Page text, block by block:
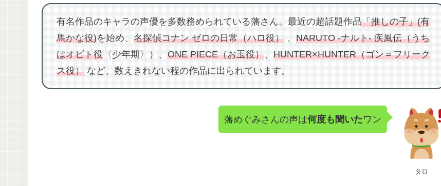
有名作品のキャラの声優を多数務められている藩さん。最近の超話題作品「推しの子」(有
馬かな役)を始め、 名探偵コナン ゼロの日常（ハロ役） 、 NARUTO -ナルト- 疾風伝（うち
はオビト役 〈少年期〉）、 ONE PIECE（お玉役）、 HUNTER×HUNTER（ゴン＝フリーク
ス役） など、数えきれない程の作品に出られています。
タロ
藩めぐみさんの声は何度も聞いたワン